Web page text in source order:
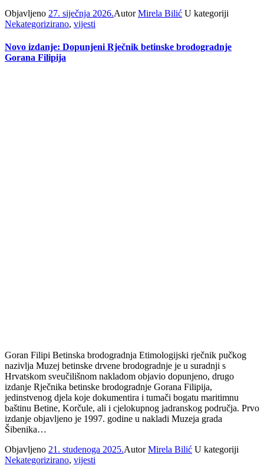
Objavljeno 27. siječnja 2026.AutorMirela Bilić U kategoriji
Nekategorizirano, vijesti
Novo izdanje: Dopunjeni Rječnik betinske brodogradnje
Gorana Filipija
Goran Filipi Betinska brodogradnja Etimologijski rječnik pučkog
nazivlja Muzej betinske drvene brodogradnje je u suradnji s
Hrvatskom sveučilišnom nakladom objavio dopunjeno, drugo
izdanje Rječnika betinske brodogradnje Gorana Filipija,
jedinstvenog djela koje dokumentira i tumači bogatu maritimnu
baštinu Betine, Korčule, ali i cjelokupnog jadranskog područja. Prvo
izdanje objavljeno je 1997. godine u nakladi Muzeja grada
Šibenika…
Objavljeno 21. studenoga 2025.AutorMirela Bilić U kategoriji
Nekategorizirano, vijesti